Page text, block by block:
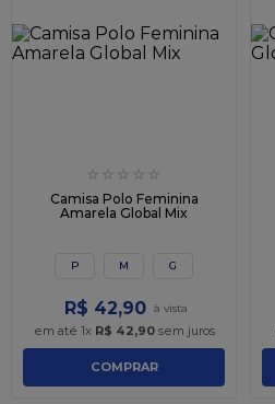
☆ ☆ ☆ ☆ ☆
Camisa Polo Feminina
Amarela Global Mix
P M G
R$ 42,90
em até 1x R$ 42,90sem juros
COMPRAR